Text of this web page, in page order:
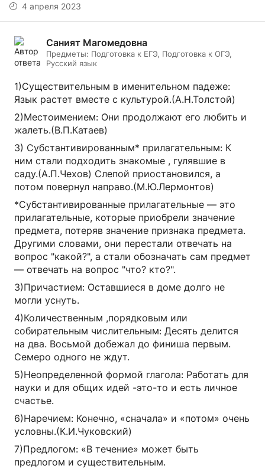
4 апреля 2023
Саният Магомедовна
Предметы: Подготовка к ЕГЭ, Подготовка к ОГЭ,
Русский язык
1)Существительным в именительном падеже:
Язык растет вместе с культурой.(А.Н.Толстой)
2)Местоимением: Они продолжают его любить и
жалеть.(В.П.Катаев)
3) Субстантивированным* прилагательным: К
ним стали подходить знакомые , гулявшие в
саду.(А.П.Чехов) Слепой приостановился, а
потом повернул направо.(М.Ю.Лермонтов)
*Субстантивированные прилагательные — это
прилагательные, которые приобрели значение
предмета, потеряв значение признака предмета.
Другими словами, они перестали отвечать на
вопрос "какой?", а стали обозначать сам предмет
— отвечать на вопрос "что? кто?".
3)Причастием: Оставшиеся в доме долго не
могли уснуть.
4)Количественным ,порядковым или
собирательным числительным: Десять делится
на два. Восьмой добежал до финиша первым.
Семеро одного не ждут.
5)Неопределенной формой глагола: Работать для
науки и для общих идей -это-то и есть личное
счастье.
6)Наречием: Конечно, «сначала» и «потом» очень
условны.(К.И.Чуковский)
7)Предлогом: «В течение» может быть
предлогом и существительным.